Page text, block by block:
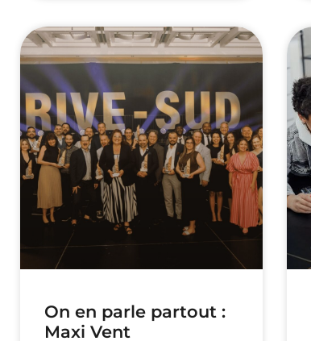
On en parle partout :
Maxi Vent